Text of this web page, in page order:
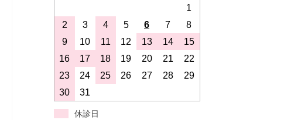
1
2
3 4 5 6 7
8
9
10 11 12 13 14
15
16
17 18 19 20 21
22
23
24 25 26 27 28
29
30
31
休診日